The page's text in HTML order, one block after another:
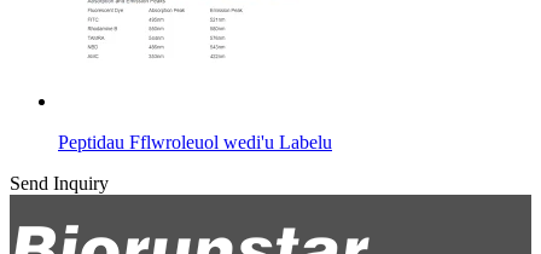
Peptidau Fflwroleuol wedi'u Labelu
Send Inquiry